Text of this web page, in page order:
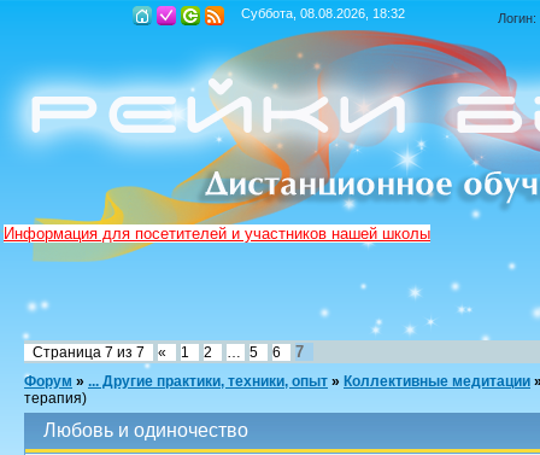
Суббота, 08.08.2026, 18:32 Логин:
Информация для посетителей и участников нашей школы
Страница 7 из 7 « 1 2 5 6 7
Форум » ... Другие практики, техники, опыт » Коллективные медитации
терапия)
Любовь и одиночество